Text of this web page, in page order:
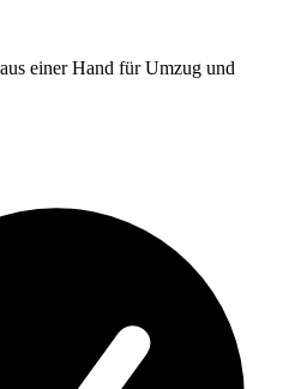
einer Hand für Umzug und